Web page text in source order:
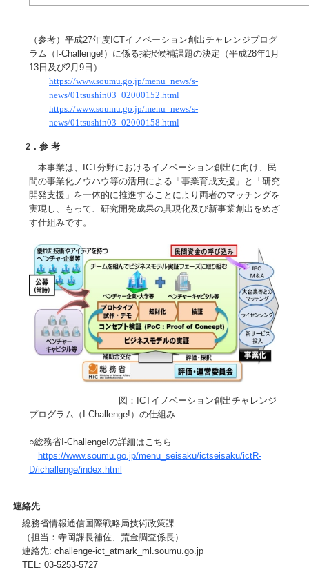
（参考）平成27年度ICTイノベーション創出チャレンジプログ
ラム（I-Challenge!）に係る採択候補課題の決定（平成28年1月
13日及び2月9日）
https://www.soumu.go.jp/menu_news/s-
news/01tsushin03_02000152.html
https://www.soumu.go.jp/menu_news/s-
news/01tsushin03_02000158.html
2．参 考
本事業は、ICT分野におけるイノベーション創出に向け、民
間の事業化ノウハウ等の活用による「事業育成支援」と「研究
開発支援」を一体的に推進することにより両者のマッチングを
実現し、もって、研究開発成果の具現化及び新事業創出をめざ
す仕組みです。
図：ICTイノベーション創出チャレンジ
プログラム（I-Challenge!）の仕組み
○総務省I-Challenge!の詳細はこちら
https://www.soumu.go.jp/menu_seisaku/ictseisaku/ictR-
D/ichallenge/index.html
連絡先
総務省情報通信国際戦略局技術政策課
（担当：寺岡課長補佐、荒金調査係長）
連絡先: challenge-ict_atmark_ml.soumu.go.jp
TEL: 03-5253-5727